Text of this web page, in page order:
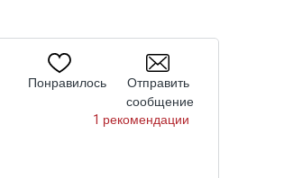
1 рекомендации
Понравилось
Отправить
сообщение